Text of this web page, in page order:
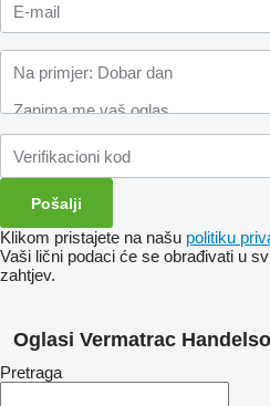
Klikom pristajete na našu politiku
Vaši lični podaci će se obrađivati ​​u
zahtjev.
Oglasi Vermatrac
Pretraga